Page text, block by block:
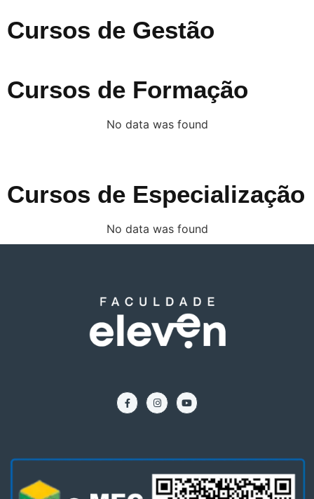
Cursos de Gestão
Cursos de Formação
No data was found
Cursos de Especialização
No data was found